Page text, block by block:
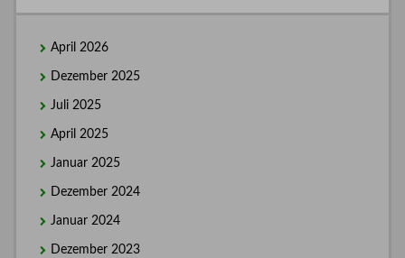
April 2026
Dezember 2025
Juli 2025
April 2025
Januar 2025
Dezember 2024
Januar 2024
Dezember 2023